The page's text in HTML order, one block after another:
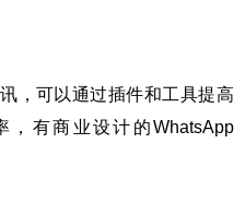
，可以通过插件和工具提高
，有商业设计的WhatsApp